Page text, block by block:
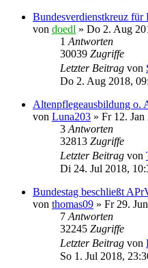
Bundesverdienstkreuz für
von doedl » Do 2. Aug
1 Antworten
30039 Zugriffe
Letzter Beitrag von
Do 2. Aug 2018,
Altenpflegeausbildung o.
von Luna203 » Fr 12. Jan
3 Antworten
32813 Zugriffe
Letzter Beitrag von
Di 24. Jul 2018,
Bundestag beschließt
von thomas09 » Fr 29.
7 Antworten
32245 Zugriffe
Letzter Beitrag von
So 1. Jul 2018,